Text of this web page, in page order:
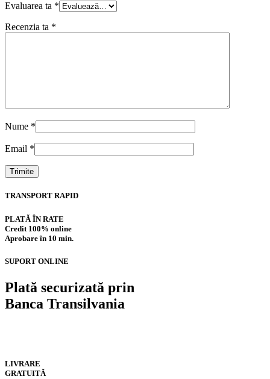
Evaluarea ta *
Recenzia ta *
Nume *
Email *
TRANSPORT RAPID
PLATĂ ÎN RATE
Credit 100% online
Aprobare în 10 min.
SUPORT ONLINE
Plată securizată prin
Banca Transilvania
LIVRARE
GRATUITĂ